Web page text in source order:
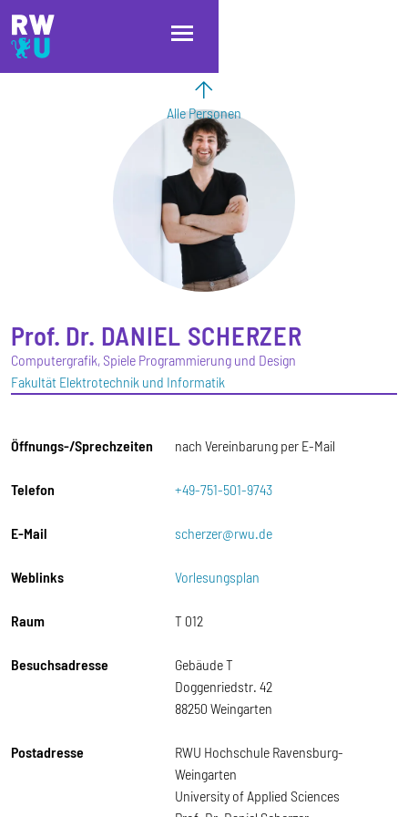
Direkt zum Inhalt
Direkt zur Hauptnavigation
Direkt zum Fußbereich
Alle Personen
Prof. Dr. DANIEL SCHERZER
Computergrafik, Spiele Programmierung und Design
Fakultät Elektrotechnik und Informatik
Öffnungs-/Sprechzeiten nach Vereinbarung per E-Mail
Telefon +49-751-501-9743
E-Mail scherzer@rwu.de
Weblinks Vorlesungsplan
Raum T 012
Besuchsadresse
Gebäude T
Doggenriedstr. 42
88250 Weingarten
Postadresse
RWU Hochschule Ravensburg-
Weingarten
University of Applied Sciences